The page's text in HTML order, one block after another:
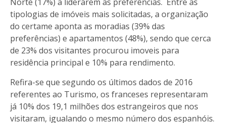
tipologias de imóveis mais solicitadas, a organização
do certame aponta as moradias (39% das
preferências) e apartamentos (48%), sendo que cerca
de 23% dos visitantes procurou imoveis para
residência principal e 10% para rendimento.
Refira-se que segundo os últimos dados de 2016
referentes ao Turismo, os franceses representaram
já 10% dos 19,1 milhões dos estrangeiros que nos
visitaram, igualando o mesmo número dos espanhóis.